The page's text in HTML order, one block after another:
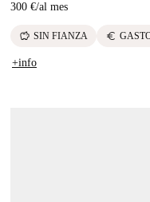
300 €/al mes
savings SIN FIANZA euro
+info